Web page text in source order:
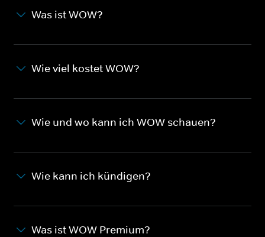
Was ist WOW?
Wie viel kostet WOW?
Wie und wo kann ich WOW schauen?
Wie kann ich kündigen?
Was ist WOW Premium?